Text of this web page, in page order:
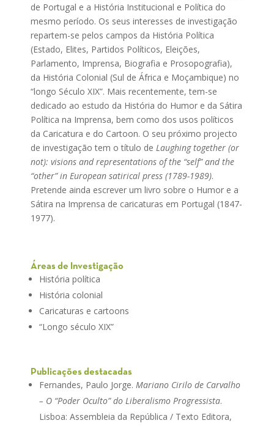
de Portugal e a História Institucional e Política do
mesmo período. Os seus interesses de investigação
repartem-se pelos campos da História Política
(Estado, Elites, Partidos Políticos, Eleições,
Parlamento, Imprensa, Biografia e Prosopografia),
da História Colonial (Sul de África e Moçambique) no
“longo Século XIX”. Mais recentemente, tem-se
dedicado ao estudo da História do Humor e da Sátira
Política na Imprensa, bem como dos usos políticos
da Caricatura e do Cartoon. O seu próximo projecto
de investigação tem o título de Laughing together (or
not): visions and representations of the “self” and the
“other” in European satirical press (1789-1989).
Pretende ainda escrever um livro sobre o Humor e a
Sátira na Imprensa de caricaturas em Portugal (1847-
1977).
Áreas de Investigação
História política
História colonial
Caricaturas e cartoons
“Longo século XIX”
Publicações destacadas
Fernandes, Paulo Jorge. Mariano Cirilo de Carvalho
– O “Poder Oculto” do Liberalismo Progressista.
Lisboa: Assembleia da República / Texto Editora,